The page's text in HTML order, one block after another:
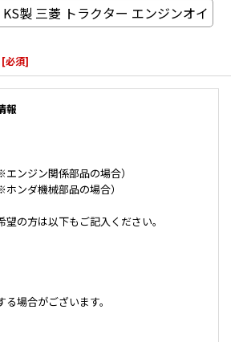
[必須]
報
ンジン関係部品の場合）
ンダ機械部品の場合）
の方は以下もご記入ください。
場合がございます。